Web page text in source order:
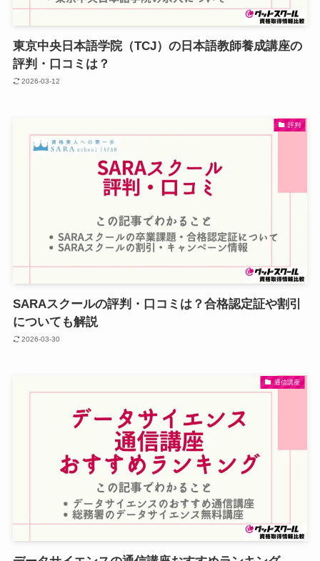
東京中央日本語学院（TCJ）の日本語教師養成講座の
評判・口コミは？
2026-03-12
評判
SARAスクールの評判・口コミは？合格認定証や割引
についても解説
2026-03-30
通信講座